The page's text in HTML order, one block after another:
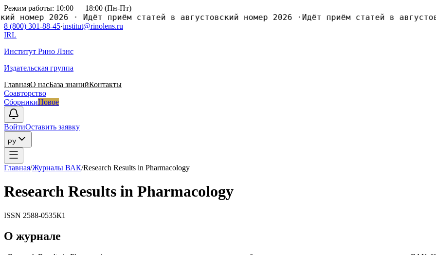
Режим работы: 10:00 — 18:00 (Пн-Пт)
номер 2026· Идёт приём статей в августовский номер 2026· Идёт приём статей в
8 (800) 301-88-45·institut@rinolens.ru
IRL
Институт Рино Лэнс
Издательская группа
ГлавнаяО насБаза знанийКонтакты
Соавторство
СборникиНовое
ВойтиОставить заявку
РУ
Главная/Журналы ВАК/Research Results in Pharmacology
Research Results in Pharmacology
ISSN 2588-0535К1
О журнале